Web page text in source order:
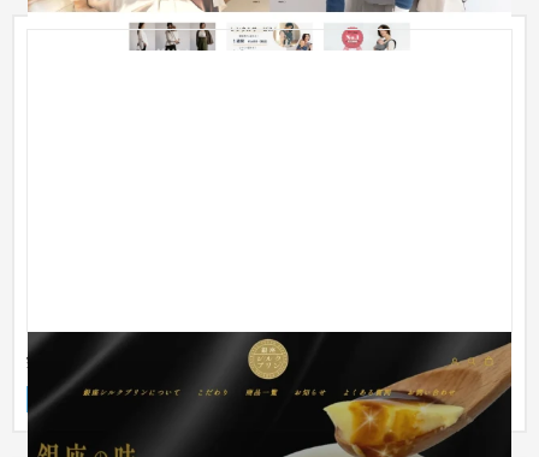
銀座シルクプリン株式会社【Shopify】
ECサイト 食品・飲料 51〜100万円